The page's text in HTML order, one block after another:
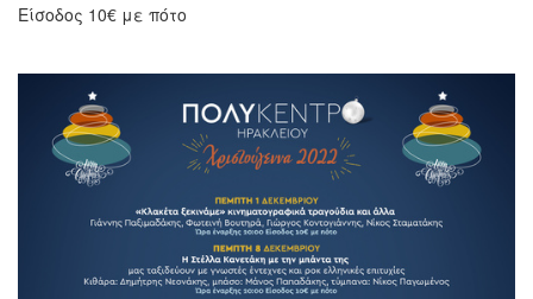
Είσοδος 10€ με πότο